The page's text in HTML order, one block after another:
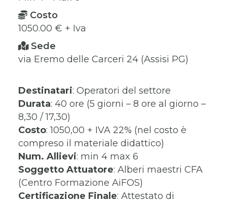
Destinatari: Operatori del settore
Durata: 40 ore (5 giorni – 8 ore al giorno –
8,30 / 17,30)
Costo: 1050,00 + IVA 22% (nel costo è
compreso il materiale didattico)
Num. Allievi: min 4 max 6
Soggetto Attuatore: Alberi maestri CFA
(Centro Formazione AiFOS)
Certificazione Finale: Attestato di
Costo
1050.00 € + Iva
Sede
via Eremo delle Carceri 24 (Assisi PG)